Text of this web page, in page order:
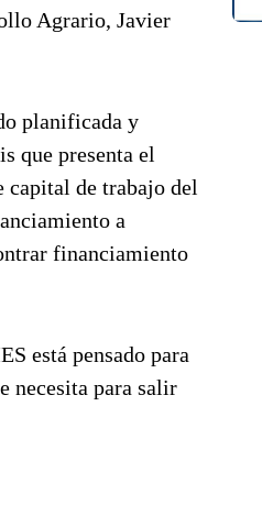
Agrario, Javier
planificada y
que presenta el
capital de trabajo del
a
financiamiento
está pensado para
necesita para salir